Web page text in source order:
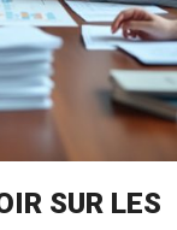
SUR LES